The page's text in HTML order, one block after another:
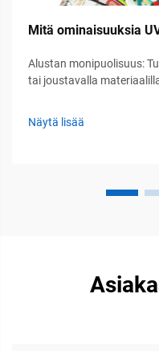
Mitä ominaisuuksia
Alustan monipuolisuus:
tai joustavalla
medioitten ulkopuolella –
Näytä lisää